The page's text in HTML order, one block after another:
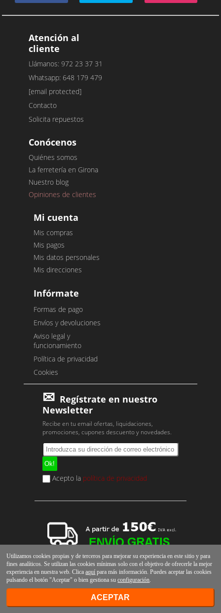
Atención al
cliente
Llámanos: 972 23 37 31
Whatsapp: 648 179 479
[email protected]
Contacto
Solicita repuestos
Conócenos
Quiénes somos
La ferretería en Girona
Nuestro blog
Opiniones de clientes
Mi cuenta
Mis compras
Mis pagos
Mis datos personales
Mis direcciones
Infórmate
Formas de pago
Envíos y devoluciones
Aviso legal y
funcionamiento
Política de privacidad
Cookies
Regístrate en nuestro
Newsletter
Recibe en tu email ofertas, liquidaciones,
promociones, cupones descuento y novedades.
Acepto la política de privacidad
Utilizamos cookies propias y de terceros para mejorar su experiencia en este sitio y para
fines analíticos. Se utilizan las cookies mínimas solo con el objetivo de ofrecerle la mejor
experiencia en nuestra web. Clicaaquí para más información. Puedes aceptar las cookies
pulsando el botón "Aceptar" o bien gestiona suconfiguración.
ACEPTAR